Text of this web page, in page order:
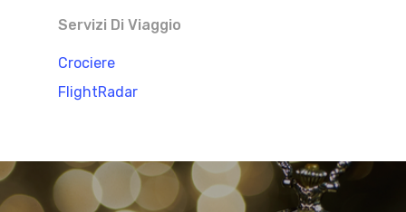
Servizi Di Viaggio
Crociere
FlightRadar